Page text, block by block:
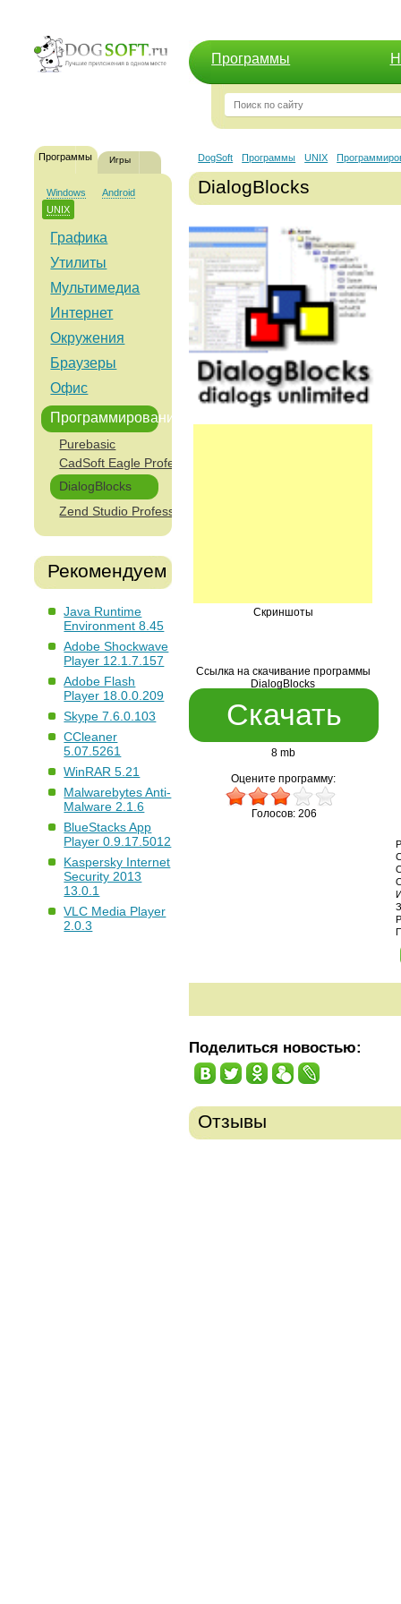
Программы
Программы Игры
Windows
Android
UNIX
Графика
Утилиты
Мультимедиа
Интернет
Окружения
Браузеры
Офис
Программирование
Purebasic
CadSoft Eagle Professional
DialogBlocks
Zend Studio Professional Edition
Рекомендуем
Java Runtime
Environment 8.45
Adobe Shockwave
Player 12.1.7.157
Adobe Flash
Player 18.0.0.209
Skype 7.6.0.103
CCleaner
5.07.5261
WinRAR 5.21
Malwarebytes Anti-
Malware 2.1.6
BlueStacks App
Player 0.9.17.5012
Kaspersky Internet
Security 2013
13.0.1
VLC Media Player
2.0.3
DogSoft Программы UNIX
DialogBlocks
Скриншоты
Ссылка на скачивание программы
DialogBlocks
Скачать
8 mb
Оцените программу:
Голосов: 206
Поделиться новостью:
Отзывы